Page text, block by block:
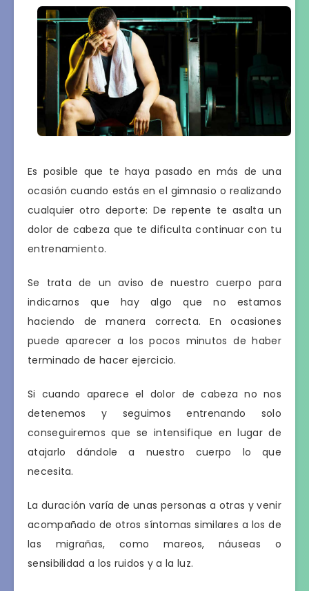
Es posible que te haya pasado en más de una
ocasión cuando estás en el gimnasio o realizando
cualquier otro deporte: De repente te asalta un
dolor de cabeza que te dificulta continuar con tu
entrenamiento.
Se trata de un aviso de nuestro cuerpo para
indicarnos que hay algo que no estamos
haciendo de manera correcta. En ocasiones
puede aparecer a los pocos minutos de haber
terminado de hacer ejercicio.
Si cuando aparece el dolor de cabeza no nos
detenemos y seguimos entrenando solo
conseguiremos que se intensifique en lugar de
atajarlo dándole a nuestro cuerpo lo que
necesita.
La duración varía de unas personas a otras y venir
acompañado de otros síntomas similares a los de
las migrañas, como mareos, náuseas o
sensibilidad a los ruidos y a la luz.